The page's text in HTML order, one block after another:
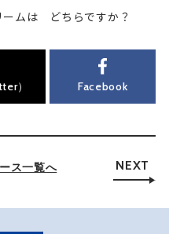
ムは どちらですか？
） Facebook
ス一覧へ NEXT